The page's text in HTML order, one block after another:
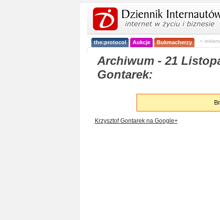
the:protocol Aukcje Bukmacherzy <
Archiwum - 21
Gontarek:
Krzysztof Gontarek na Google+